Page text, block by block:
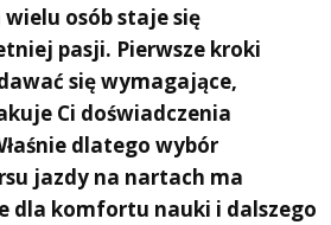
osób staje się
pasji. Pierwsze kroki
się wymagające,
Ci doświadczenia
dlatego wybór
jazdy na nartach ma
dla komfortu nauki i dalszego